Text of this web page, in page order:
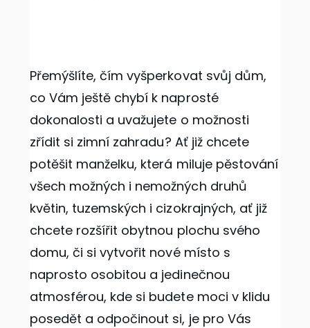
Přemýšlíte, čím vyšperkovat svůj dům,
co Vám ještě chybí k naprosté
dokonalosti a uvažujete o možnosti
zřídit si zimní zahradu? Ať již chcete
potěšit manželku, která miluje pěstování
všech možných i nemožných druhů
květin, tuzemských i cizokrajných, ať již
chcete rozšířit obytnou plochu svého
domu, či si vytvořit nové místo s
naprosto osobitou a jedinečnou
atmosférou, kde si budete moci v klidu
posedět a odpočinout si, je pro Vás